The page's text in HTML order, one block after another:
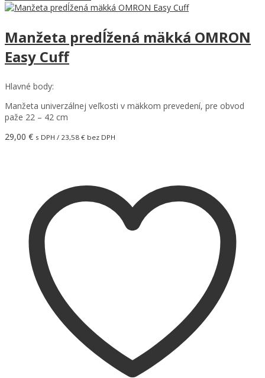
Manžeta predĺžená mäkká OMRON
Easy Cuff
Hlavné body:
Manžeta univerzálnej veľkosti v mäkkom prevedení, pre obvod
paže 22 – 42 cm
29,00 € s DPH / 23,58 € bez DPH